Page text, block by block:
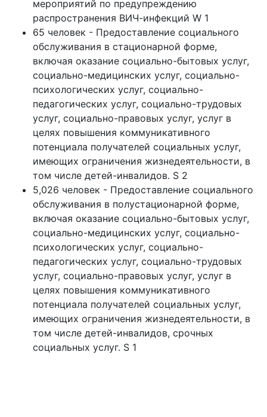
мероприятий по предупреждению
распространения ВИЧ-инфекций W 1
65 человек - Предоставление социального
обслуживания в стационарной форме,
включая оказание социально-бытовых услуг,
социально-медицинских услуг, социально-
психологических услуг, социально-
педагогических услуг, социально-трудовых
услуг, социально-правовых услуг, услуг в
целях повышения коммуникативного
потенциала получателей социальных услуг,
имеющих ограничения жизнедеятельности, в
том числе детей-инвалидов. S 2
5,026 человек - Предоставление социального
обслуживания в полустационарной форме,
включая оказание социально-бытовых услуг,
социально-медицинских услуг, социально-
психологических услуг, социально-
педагогических услуг, социально-трудовых
услуг, социально-правовых услуг, услуг в
целях повышения коммуникативного
потенциала получателей социальных услуг,
имеющих ограничения жизнедеятельности, в
том числе детей-инвалидов, срочных
социальных услуг. S 1